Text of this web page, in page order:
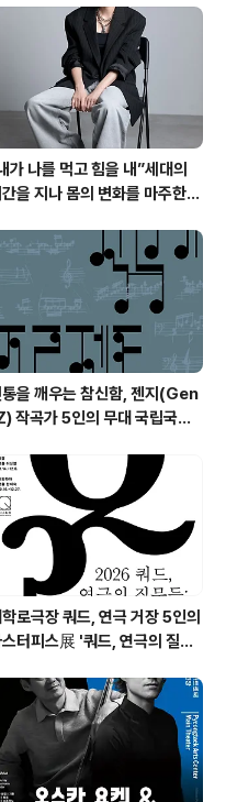
물리적으로
러블 컴
가 만나
가 나를 먹고 힘을 내”세대의
을 지나 몸의 변화를 마주한다
을 깨우는 참신함, 젠지(Gen
작곡가 5인의 무대 국립국악
'
로극장 쿼드, 연극 거장 5인의
스터피스展 '쿼드, 연극의 질문